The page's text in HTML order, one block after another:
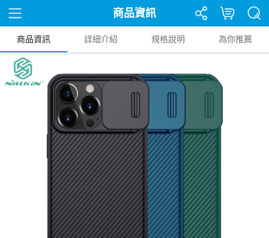
商品資訊
商品資訊 詳細介紹 規格說明 為你推薦